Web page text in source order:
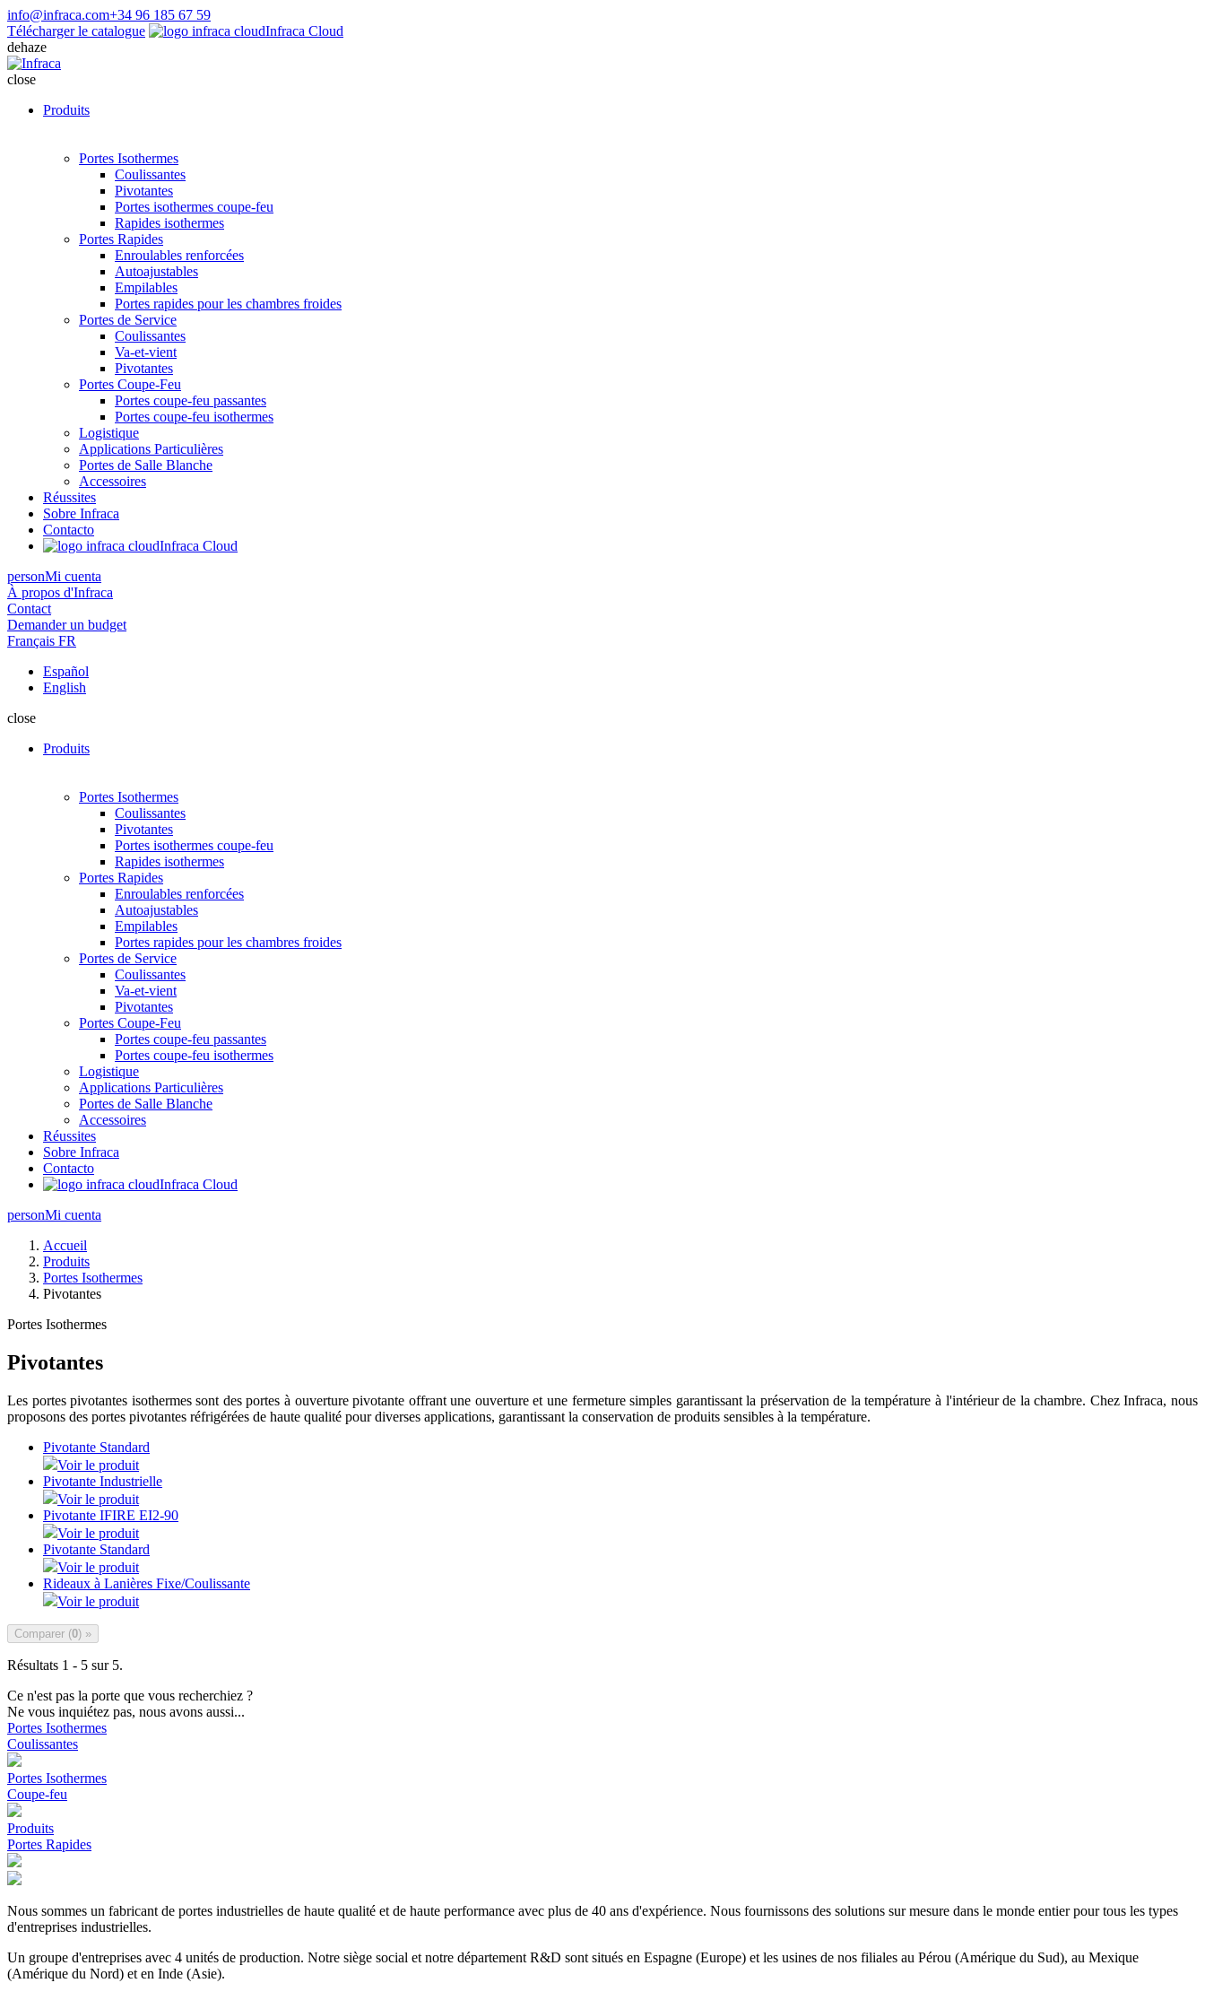
info@infraca.com+34 96 185 67 59
Télécharger le catalogue
Infraca Cloud
dehaze
close
Produits
Portes Isothermes
Coulissantes
Pivotantes
Portes isothermes coupe-feu
Rapides isothermes
Portes Rapides
Enroulables renforcées
Autoajustables
Empilables
Portes rapides pour les chambres froides
Portes de Service
Coulissantes
Va-et-vient
Pivotantes
Portes Coupe-Feu
Portes coupe-feu passantes
Portes coupe-feu isothermes
Logistique
Applications Particulières
Portes de Salle Blanche
Accessoires
Réussites
Sobre Infraca
Contacto
Infraca Cloud
personMi cuenta
À propos d'Infraca
Contact
Demander un budget
Français FR
Español
English
close
Produits
Portes Isothermes
Coulissantes
Pivotantes
Portes isothermes coupe-feu
Rapides isothermes
Portes Rapides
Enroulables renforcées
Autoajustables
Empilables
Portes rapides pour les chambres froides
Portes de Service
Coulissantes
Va-et-vient
Pivotantes
Portes Coupe-Feu
Portes coupe-feu passantes
Portes coupe-feu isothermes
Logistique
Applications Particulières
Portes de Salle Blanche
Accessoires
Réussites
Sobre Infraca
Contacto
Infraca Cloud
personMi cuenta
Accueil
Produits
Portes Isothermes
Pivotantes
Portes Isothermes
Pivotantes
Les portes pivotantes isothermes sont des portes à ouverture pivotante offrant une ouverture et une fermeture simples garantissant la préservation de la température à l'intérieur de la chambre. Chez Infraca, nous
proposons des portes pivotantes réfrigérées de haute qualité pour diverses applications, garantissant la conservation de produits sensibles à la température.
Pivotante Standard
Voir le produit
Pivotante Industrielle
Voir le produit
Pivotante IFIRE EI2-90
Voir le produit
Pivotante Standard
Voir le produit
Rideaux à Lanières Fixe/Coulissante
Voir le produit
Comparer (0) »
Résultats 1 - 5 sur 5.
Ce n'est pas la porte que vous recherchiez ?
Ne vous inquiétez pas, nous avons aussi...
Portes Isothermes
Coulissantes
Portes Isothermes
Coupe-feu
Produits
Portes Rapides
Nous sommes un fabricant de portes industrielles de haute qualité et de haute performance avec plus de 40 ans d'expérience. Nous fournissons des solutions sur mesure dans le monde entier pour tous les types
d'entreprises industrielles.
Un groupe d'entreprises avec 4 unités de production. Notre siège social et notre département R&D sont situés en Espagne (Europe) et les usines de nos filiales au Pérou (Amérique du Sud), au Mexique
(Amérique du Nord) et en Inde (Asie).